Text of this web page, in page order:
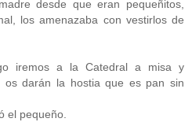
desde que eran pequeñitos,
los amenazaba con vestirlos de
iremos a la Catedral a misa y
os darán la hostia que es pan sin
el pequeño.